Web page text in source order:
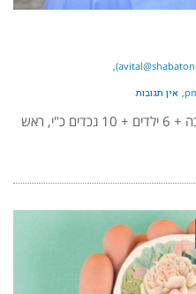
אין תגובות
תושב אפרת כבר 31 שנה, נשוי לברכה + 6 ילדים + 10 נכדים כ"י, ראש